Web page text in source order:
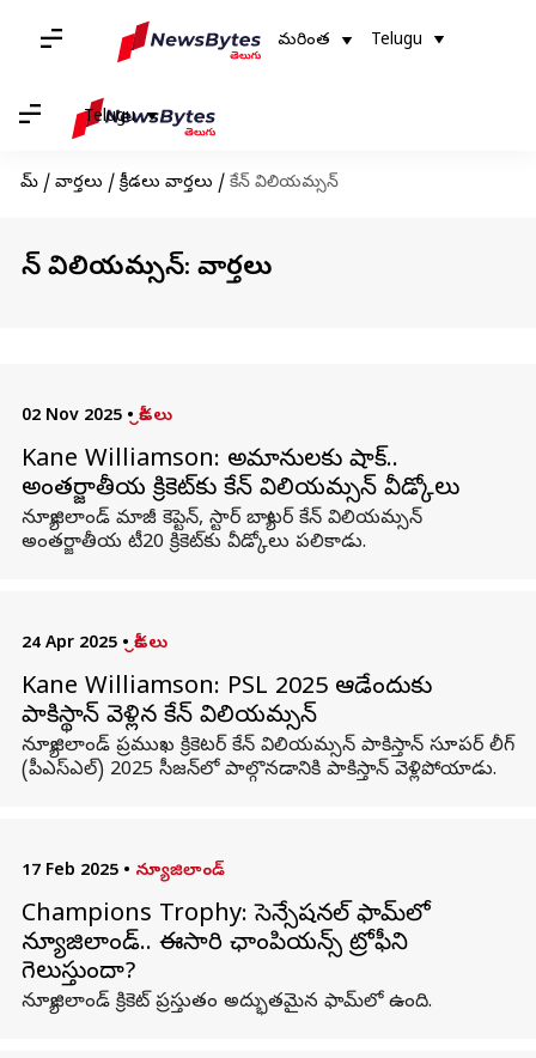
మరింత Telugu
Telugu
హోమ్ / వార్తలు / క్రీడలు వార్తలు / కేన్‌ విలియమ్సన్‌
కేన్‌ విలియమ్సన్‌: వార్తలు
02 Nov 2025 • క్రీడలు
Kane Williamson: అభిమానులకు షాక్‌..
అంతర్జాతీయ క్రికెట్‌కు కేన్‌ విలియమ్సన్‌ వీడ్కోలు
న్యూజిలాండ్ మాజీ కెప్టెన్‌, స్టార్ బ్యాటర్ కేన్ విలియమ్సన్‌
అంతర్జాతీయ టీ20 క్రికెట్‌కు వీడ్కోలు పలికాడు.
24 Apr 2025 • క్రీడలు
Kane Williamson: PSL 2025 ఆడేందుకు
పాకిస్థాన్ వెళ్లిన కేన్ విలియమ్సన్
న్యూజిలాండ్‌ ప్రముఖ క్రికెటర్‌ కేన్‌ విలియమ్సన్‌ పాకిస్తాన్‌ సూపర్‌ లీగ్‌
(పీఎస్‌ఎల్‌) 2025 సీజన్‌లో పాల్గొనడానికి పాకిస్తాన్‌ వెళ్లిపోయాడు.
17 Feb 2025 • న్యూజిలాండ్
Champions Trophy: సెన్సేషనల్ ఫామ్‌లో
న్యూజిలాండ్.. ఈసారి ఛాంపియన్స్ ట్రోఫీని
గెలుస్తుందా?
న్యూజిలాండ్ క్రికెట్ ప్రస్తుతం అద్భుతమైన ఫామ్‌లో ఉంది.